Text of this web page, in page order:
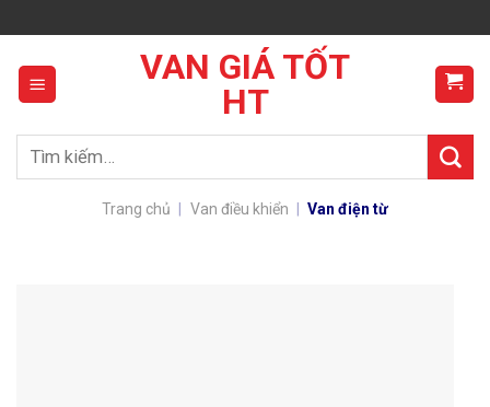
to
content
VAN GIÁ TỐT
HT
Tìm
Trang chủ Van điều khiển Van điện từ